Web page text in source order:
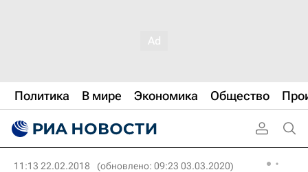
Политика В мире Экономика Общество
11:13 22.02.2018 (обновлено: 09:23 03.03.2020)